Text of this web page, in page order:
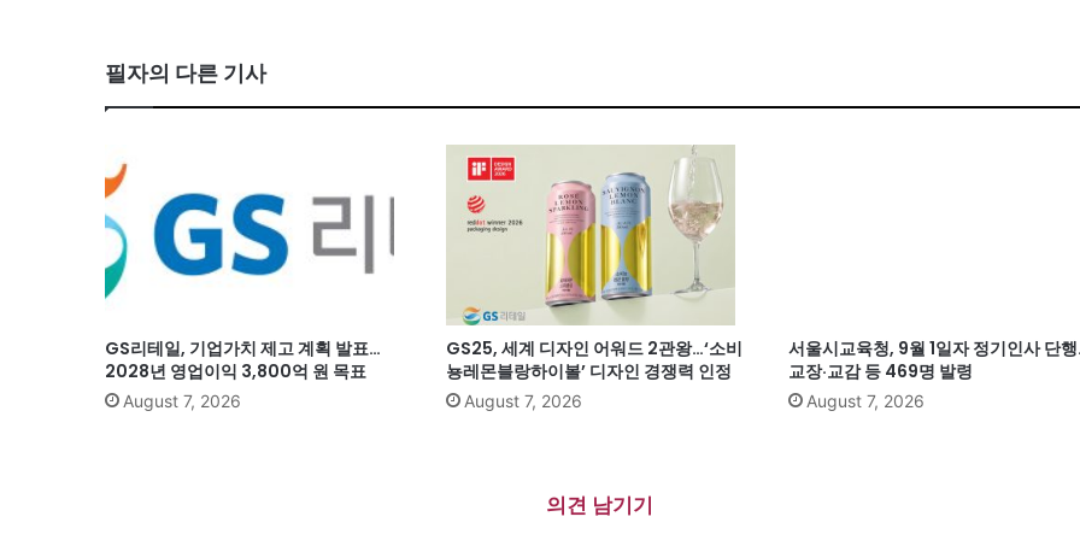
필자의 다른 기사
GS리테일, 기업가치 제고 계획 발표…
2028년 영업이익 3,800억 원 목표
August 7, 2026
GS25, 세계 디자인 어워드 2관왕…‘소비
뇽레몬블랑하이볼’ 디자인 경쟁력 인정
August 7, 2026
서울시교육청, 9월 1일자 정기인사 단
교장·교감 등 469명 발령
August 7, 2026
의견 남기기